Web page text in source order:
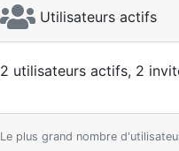
Utilisateurs actifs
2 utilisateurs actifs, 2
Le plus grand nombre